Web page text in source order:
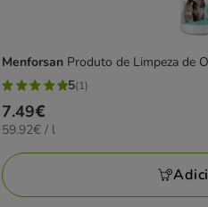
Menforsan Produto de Limpeza de
5
estrelas
com
1
avaliações
5(1)
Preço
7.49€
7.49€
59.92€
L
59.92€ / l